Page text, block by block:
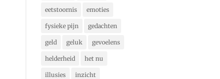
eetstoornis emoties
fysieke pijn gedachten
geld geluk gevoelens
helderheid het nu
illusies inzicht